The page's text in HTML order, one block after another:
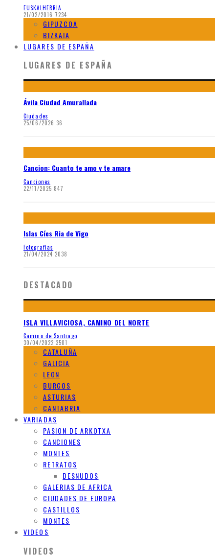
EUSKALHERRIA
21/02/2016 7234
GIPUZCOA
BIZKAIA
LUGARES DE ESPAÑA
LUGARES DE ESPAÑA
Ávila Ciudad Amurallada
Ciudades
25/06/2026 36
Cancion: Cuanto te amo y te amare
Canciones
22/11/2025 847
Islas Cíes Ria de Vigo
Fotografias
21/04/2024 2038
DESTACADO
ISLA VILLAVICIOSA, CAMINO DEL NORTE
Camino de Santiago
30/04/2022 3501
CATALUÑA
GALICIA
LEON
BURGOS
ASTURIAS
CANTABRIA
VARIADAS
PASION DE ARKOTXA
CANCIONES
MONTES
RETRATOS
DESNUDOS
GALERIAS DE AFRICA
CIUDADES DE EUROPA
CASTILLOS
MONTES
VIDEOS
VIDEOS